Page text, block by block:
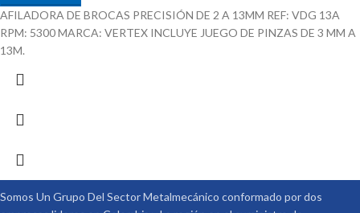
AFILADORA DE BROCAS PRECISIÓN DE 2 A 13MM REF: VDG 13A
RPM: 5300 MARCA: VERTEX INCLUYE JUEGO DE PINZAS DE 3 MM A
13M.
Somos Un Grupo Del Sector Metalmecánico conformado por dos